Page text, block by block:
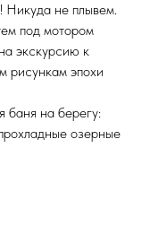
Никуда не плывем.
под мотором
экскурсию к
рисункам эпохи
баня на берегу:
озерные